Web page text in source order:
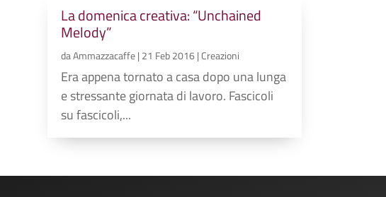
La domenica creativa: “Unchained
Melody”
daAmmazzacaffe| 21 Feb 2016|Creazioni
Era appena tornato a casa dopo una lunga
e stressante giornata di lavoro. Fascicoli
su fascicoli,...